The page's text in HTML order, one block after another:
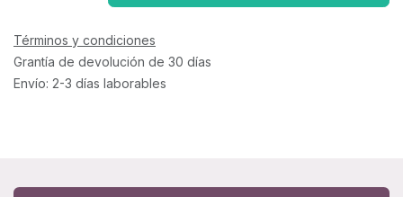
Términos y condiciones
Grantía de devolución de 30 días
Envío: 2-3 días laborables